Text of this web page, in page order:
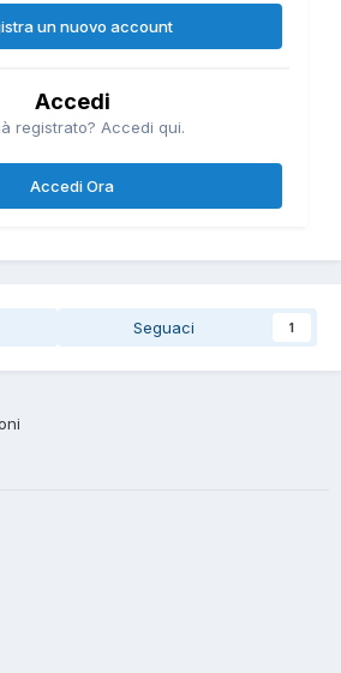
un nuovo account
Accedi
registrato? Accedi qui.
Accedi Ora
Seguaci 1